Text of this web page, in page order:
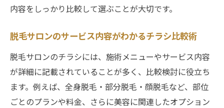
内容をしっかり比較して選ぶことが大切です。
脱毛サロンのサービス内容がわかるチラシ比較術
脱毛サロンのチラシには、施術メニューやサービス内容
が詳細に記載されていることが多く、比較検討に役立ち
ます。例えば、全身脱毛・部分脱毛・顔脱毛など、部位
ごとのプランや料金、さらに美容に関連したオプション